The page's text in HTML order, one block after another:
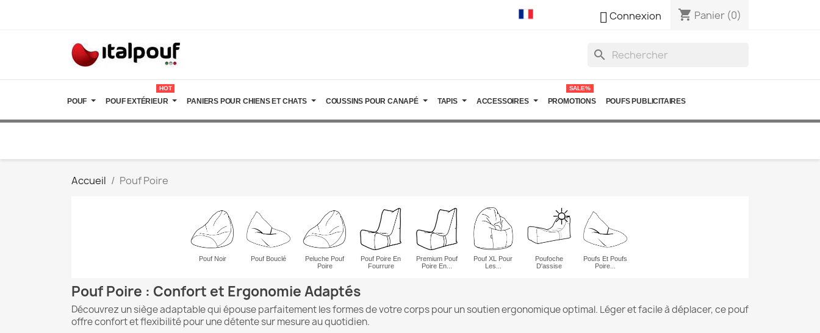
Connexion shopping_cart Panier (0)
search
POUF POUF EXTÉRIEUR
HOT
PANIERS POUR CHIENS ET CHATS COUSSINS POUR CANAPÉ TAPIS ACCESSOIRES PROMOTIONS
SALE%
POUFS PUBLICITAIRES
Accueil Pouf Poire
Pouf Noir Pouf Bouclé
Peluche Pouf
Poire
Pouf Poire En
Fourrure
Premium Pouf
Poire En...
Pouf XL Pour
Les...
Poufoche
D'assise
Poufs Et Poufs
Poire...
Pouf Poire : Confort et Ergonomie Adaptés
Découvrez un siège adaptable qui épouse parfaitement les formes de votre corps pour un soutien ergonomique optimal. Léger et facile à déplacer, ce pouf
offre confort et flexibilité pour une détente sur mesure au quotidien.